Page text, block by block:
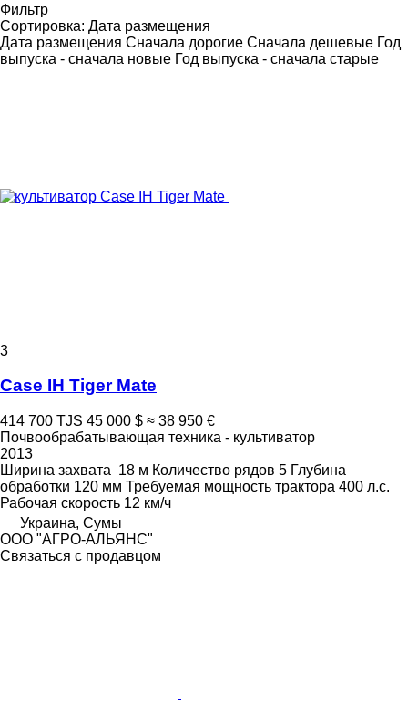
Фильтр
Сортировка: Дата размещения
Дата размещения Сначала дорогие Сначала дешевые Год
выпуска - сначала новые Год выпуска - сначала старые
3
Case IH Tiger Mate
414 700 TJS 45 000 $ ≈ 38 950 €
Почвообрабатывающая техника - культиватор
2013
Ширина захвата 18 м Количество рядов 5 Глубина
обработки 120 мм Требуемая мощность трактора 400 л.с.
Рабочая скорость 12 км/ч
Украина, Сумы
ООО "АГРО-АЛЬЯНС"
Связаться с продавцом